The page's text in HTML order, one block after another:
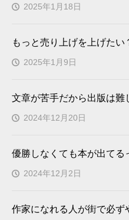
2025年1月18日
もっと売り上げを上げた
2025年1月9日
文章が苦手だから出版は難
2024年12月20日
優勝しなくても本が出てる
2024年12月2日
作家になれる人が街で必ず